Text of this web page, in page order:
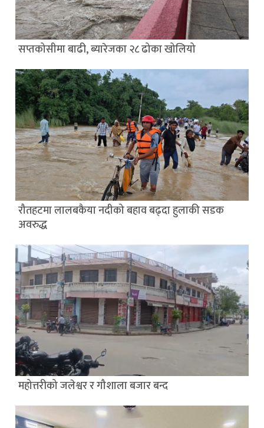
सप्तकोसीमा बाढी, ब्यारेजका २८ ढोका खोलियो
रौतहटमा लालबकैया नदीको बहाव बढ्दा हुलाकी सडक
अवरुद्ध
महोत्तरीको जलेश्वर र गौशाला बजार बन्द